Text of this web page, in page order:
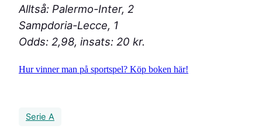
Alltså: Palermo-Inter, 2
Sampdoria-Lecce, 1
Odds: 2,98, insats: 20 kr.
Hur vinner man på sportspel? Köp boken här!
Serie A